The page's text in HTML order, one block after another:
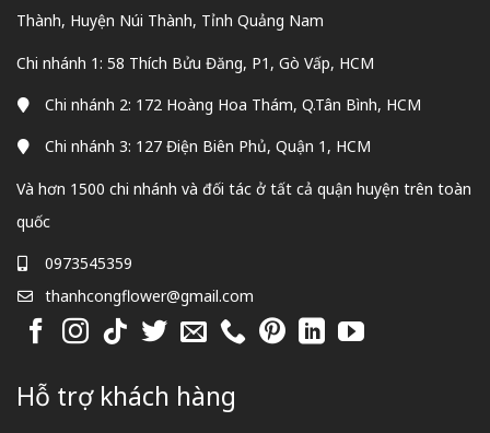
Thành, Huyện Núi Thành, Tỉnh Quảng Nam
Chi nhánh 1: 58 Thích Bửu Đăng, P1, Gò Vấp, HCM
Chi nhánh 2: 172 Hoàng Hoa Thám, Q.Tân Bình, HCM
Chi nhánh 3: 127 Điện Biên Phủ, Quận 1, HCM
Và hơn 1500 chi nhánh và đối tác ở tất cả quận huyện trên toàn
quốc
0973545359
thanhcongflower@gmail.com
Hỗ trợ khách hàng